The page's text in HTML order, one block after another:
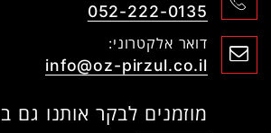
052-222-0135
דואר אלקטרוני:
info@oz-pirzul.co.il
מוזמנים לבקר אותנו גם ב